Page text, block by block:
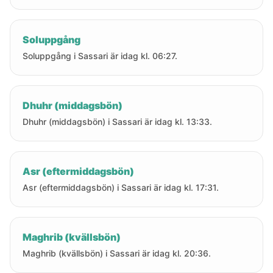
Soluppgång
Soluppgång i Sassari är idag kl. 06:27.
Dhuhr (middagsbön)
Dhuhr (middagsbön) i Sassari är idag kl. 13:33.
Asr (eftermiddagsbön)
Asr (eftermiddagsbön) i Sassari är idag kl. 17:31.
Maghrib (kvällsbön)
Maghrib (kvällsbön) i Sassari är idag kl. 20:36.